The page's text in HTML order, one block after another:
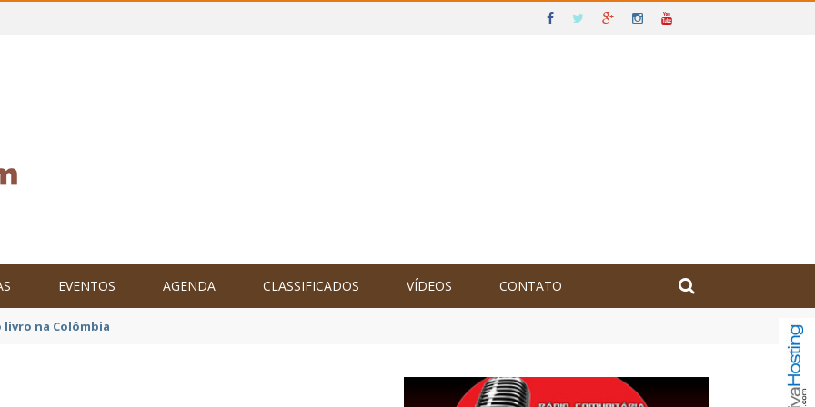
EVENTOS AGENDA CLASSIFICADOS VÍDEOS CONTATO
o Brasil no XXIV Parlamento Internacional de Escritores, na Colômbia